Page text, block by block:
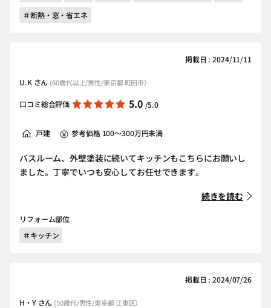
＃断熱・窓・省エネ
掲載日 : 2024/11/11
U.K さん (60歳代以上/男性/東京都 町田市）
口コミ総合評価 5.0 /5.0
戸建 参考価格 100～300万円未満
バスルーム、外壁塗装に続いてキッチンもこちらにお願いし
ました。丁寧でいつも安心してお任せできます。
続きを読む
リフォーム部位
＃キッチン
掲載日 : 2024/07/26
H・Y さん (50歳代/男性/東京都 江東区）